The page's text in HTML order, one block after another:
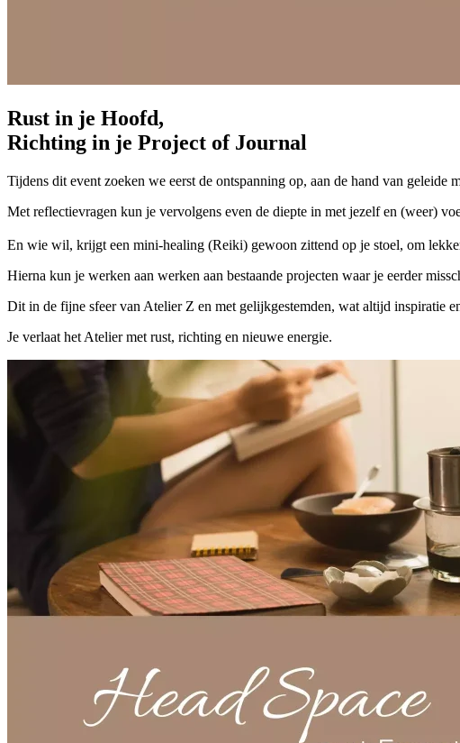
Rust in je Hoofd,
Richting in je Project of Journal
Tijdens dit event zoeken we eerst de ontspanning op, aan de hand van
Met reflectievragen kun je vervolgens even de diepte in met jezelf en (weer)
En wie wil, krijgt een mini-healing (Reiki) gewoon zittend op je stoel, om
Hierna kun je werken aan werken aan bestaande projecten waar je eerder
Dit in de fijne sfeer van Atelier Z en met gelijkgestemden, wat altijd inspiratie
Je verlaat het Atelier met rust, richting en nieuwe energie.